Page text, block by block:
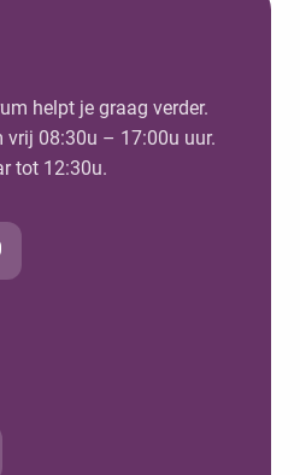
helpt je graag verder.
vrij 08:30u – 17:00u uur.
tot 12:30u.